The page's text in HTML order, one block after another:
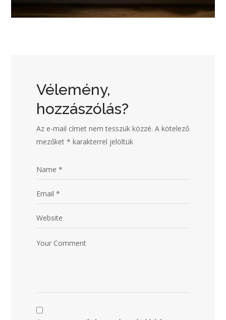
Vélemény,
hozzászólás?
Az e-mail címet nem tesszük közzé. A kötelező
mezőket* karakterrel jelöltük